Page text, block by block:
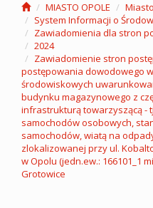
MIASTO OPOLE
System Informacji o
Zawiadomienia dla stron
2024
Zawiadomienie stron
postępowania dowodowego
środowiskowych
budynku magazynowego z
infrastrukturą towarzyszącą -
samochodów osobowych,
samochodów, wiatą na
zlokalizowanej przy ul.
w Opolu (jedn.ew.: 166101_1
Grotowice